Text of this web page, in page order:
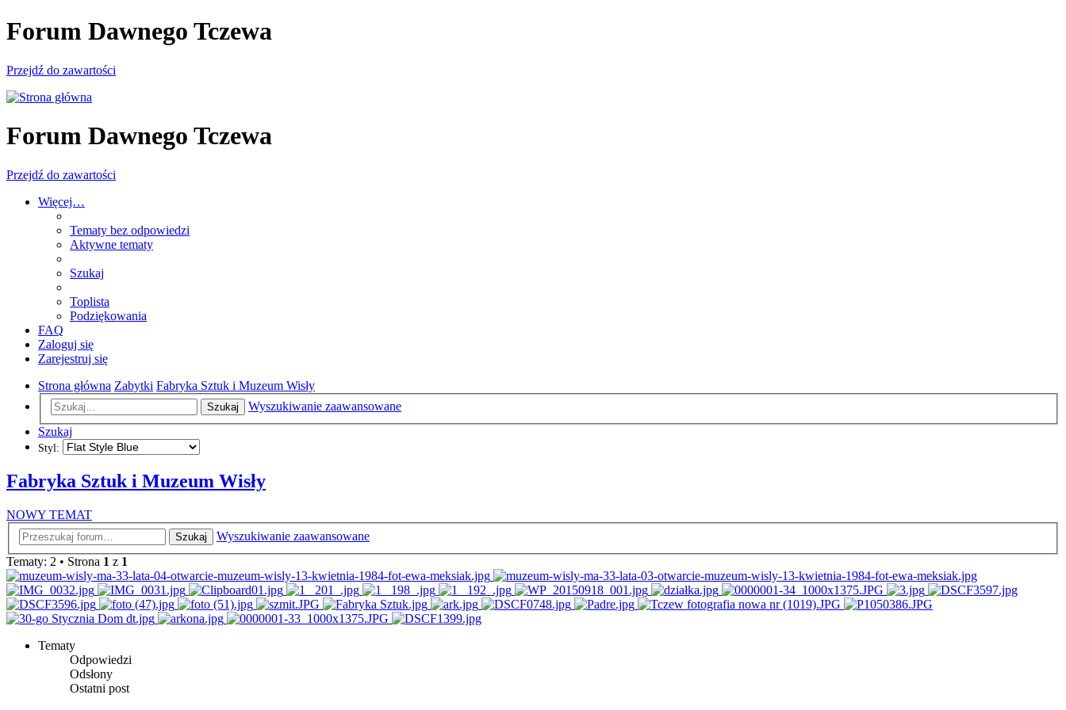
Forum Dawnego Tczewa
Przejdź do zawartości
Forum Dawnego Tczewa
Przejdź do zawartości
Więcej…
Tematy bez odpowiedzi
Aktywne tematy
Szukaj
Toplista
Podziękowania
FAQ
Zaloguj się
Zarejestruj się
Strona główna Zabytki Fabryka Sztuk i Muzeum Wisły
Szukaj
Wyszukiwanie zaawansowane
Szukaj
Styl:
Fabryka Sztuk i Muzeum Wisły
NOWY TEMAT
Szukaj
Wyszukiwanie zaawansowane
Tematy: 2 • Strona 1 z 1
Tematy
Odpowiedzi
Odsłony
Ostatni post